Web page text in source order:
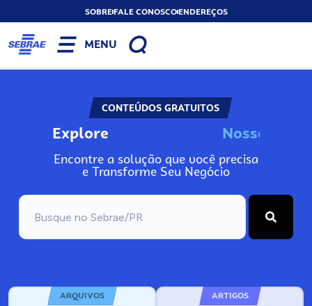
SOBREFALE CONOSCOENDEREÇOS
MENU
CONTEÚDOS GRATUITOS
Explore Nosso
Encontre a solução que você precisa
e Transforme Seu Negócio
ARQUIVOS ARTIGOS